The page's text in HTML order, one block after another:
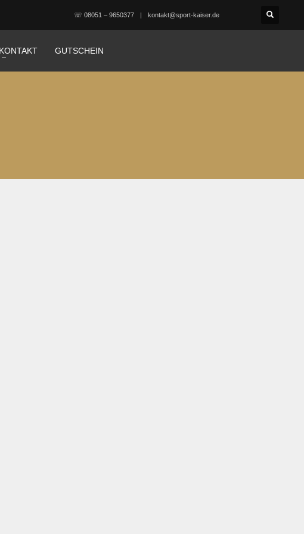
☏ 08051 – 9650377 kontakt@sport-kaiser.de
KONTAKT GUTSCHEIN